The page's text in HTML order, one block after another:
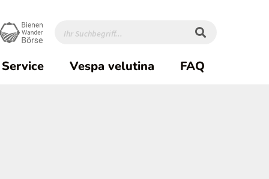
Service Vespa velutina FAQ